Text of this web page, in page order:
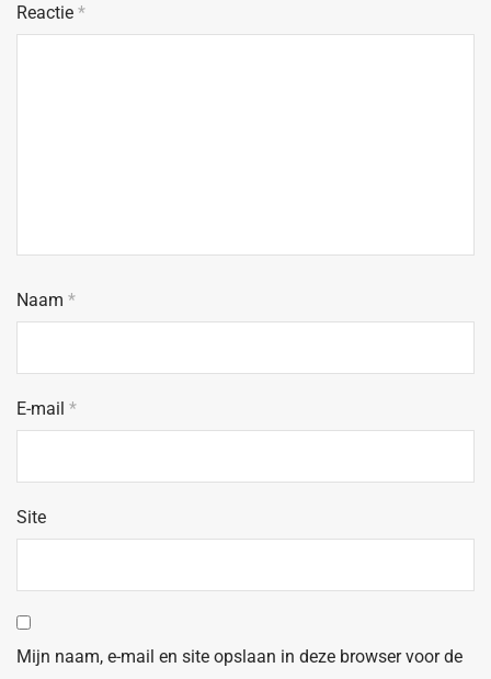
Reactie *
Naam *
E-mail *
Site
Mijn naam, e-mail en site opslaan in deze browser voor de